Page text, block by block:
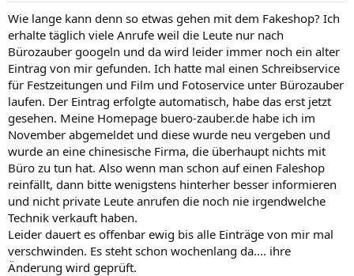
Wie lange kann denn so etwas gehen mit dem Fakeshop? Ich
erhalte täglich viele Anrufe weil die Leute nur nach
Bürozauber googeln und da wird leider immer noch ein alter
Eintrag von mir gefunden. Ich hatte mal einen Schreibservice
für Festzeitungen und Film und Fotoservice unter Bürozauber
laufen. Der Eintrag erfolgte automatisch, habe das erst jetzt
gesehen. Meine Homepage buero-zauber.de habe ich im
November abgemeldet und diese wurde neu vergeben und
wurde an eine chinesische Firma, die überhaupt nichts mit
Büro zu tun hat. Also wenn man schon auf einen Faleshop
reinfällt, dann bitte wenigstens hinterher besser informieren
und nicht private Leute anrufen die noch nie irgendwelche
Technik verkauft haben.
Leider dauert es offenbar ewig bis alle Einträge von mir mal
verschwinden. Es steht schon wochenlang da.... ihre
Änderung wird geprüft.